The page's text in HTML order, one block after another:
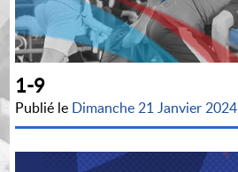
1-9
Publié le Dimanche 21 Janvier 2024